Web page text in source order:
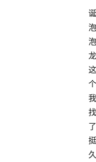
诞
泡
泡
龙
这
个
我
找
了
挺
久